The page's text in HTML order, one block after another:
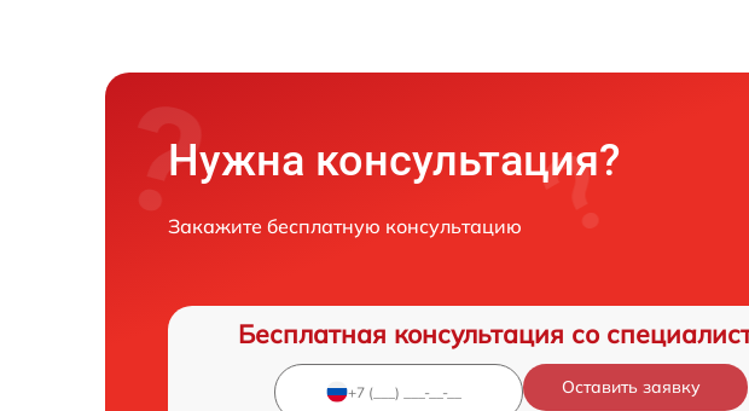
Нужна консультация?
Закажите бесплатную консультацию
Бесплатная консультация со
Оставить заявку